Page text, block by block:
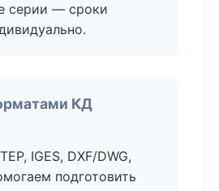
серии — сроки
КД
IGES, DXF/DWG,
подготовить